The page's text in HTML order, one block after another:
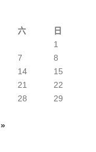
六 日
1
7
8
14
15
21
22
28
29